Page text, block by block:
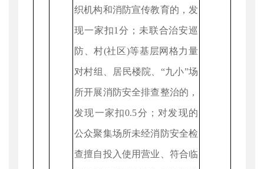
织机构和消防宣传教育的，发
现一家扣1分；未联合治安巡
防、村(社区)等基层网格力量
对村组、居民楼院、“九小”场
所开展消防安全排查整治的，
发现一家扣0.5分；对发现的
公众聚集场所未经消防安全检
查擅自投入使用营业、符合临